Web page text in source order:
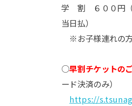
学 割 ６００円（
当日払）
※お子様連れの方
○早割チケットの
ード決済のみ）
https://